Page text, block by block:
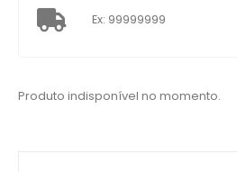
Produto indisponível no momento.